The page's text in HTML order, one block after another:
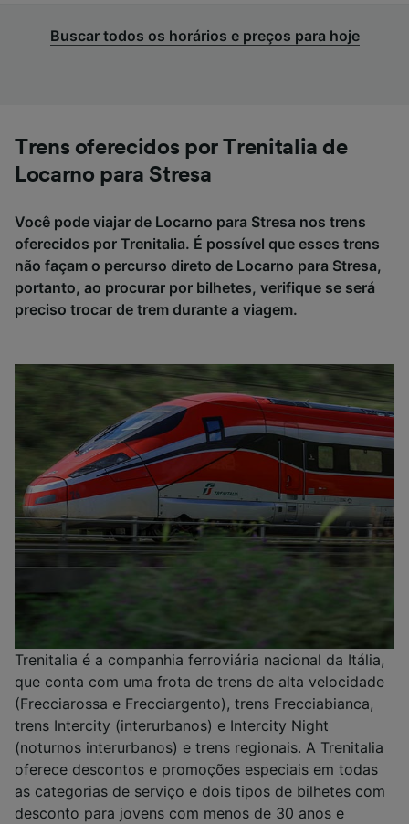
Buscar todos os horários e preços para hoje
Trens oferecidos por Trenitalia de
Locarno para Stresa
Você pode viajar de Locarno para Stresa nos trens
oferecidos por Trenitalia. É possível que esses trens
não façam o percurso direto de Locarno para Stresa,
portanto, ao procurar por bilhetes, verifique se será
preciso trocar de trem durante a viagem.
Trenitalia é a companhia ferroviária nacional da Itália,
que conta com uma frota de trens de alta velocidade
(Frecciarossa e Frecciargento), trens Frecciabianca,
trens Intercity (interurbanos) e Intercity Night
(noturnos interurbanos) e trens regionais. A Trenitalia
oferece descontos e promoções especiais em todas
as categorias de serviço e dois tipos de bilhetes com
desconto para jovens com menos de 30 anos e